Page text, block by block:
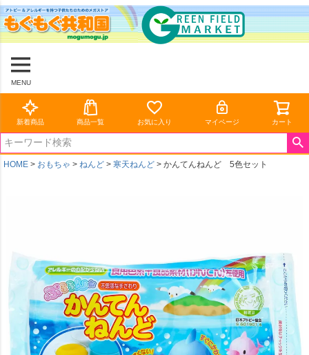
MENU
新着商品 商品一覧 お気に入り マイページ カート
HOME おもちゃ ねんど 寒天ねんど かんてんねんど 5色セット